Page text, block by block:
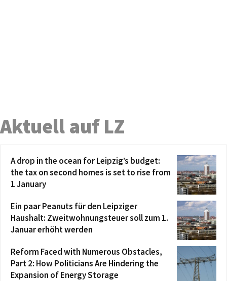
Aktuell auf LZ
A drop in the ocean for Leipzig’s budget:
the tax on second homes is set to rise from
1 January
Ein paar Peanuts für den Leipziger
Haushalt: Zweitwohnungsteuer soll zum 1.
Januar erhöht werden
Reform Faced with Numerous Obstacles,
Part 2: How Politicians Are Hindering the
Expansion of Energy Storage